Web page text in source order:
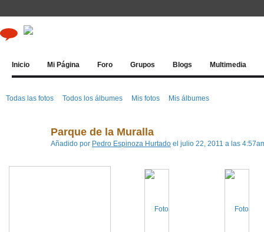
Inicio Mi Página Foro Grupos Blogs Multimedia
Todas las fotos Todos los álbumes Mis fotos Mis álbumes
Parque de la Muralla
Añadido por Pedro Espinoza Hurtado el julio 22, 2011 a las